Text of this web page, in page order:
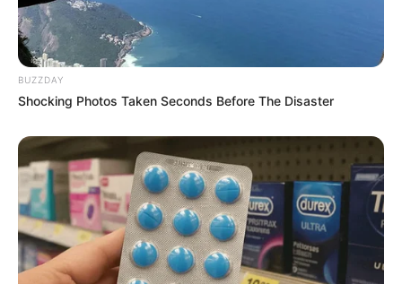
BUZZDAY
Shocking Photos Taken Seconds Before The Disaster